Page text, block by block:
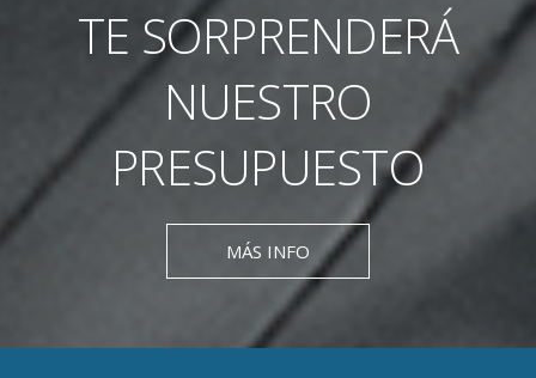
TE SORPRENDERÁ
NUESTRO
PRESUPUESTO
MÁS INFO